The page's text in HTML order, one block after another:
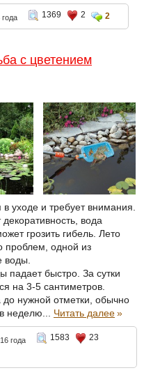
1369 2 2
с цветением
уходе и требует внимания.
вода
грозить гибель. Лето
проблем, одной из
воды.
падает быстро. За сутки
на 3-5 сантиметров.
до нужной отметки, обычно
неделю... Читать далее»
года 1583
23